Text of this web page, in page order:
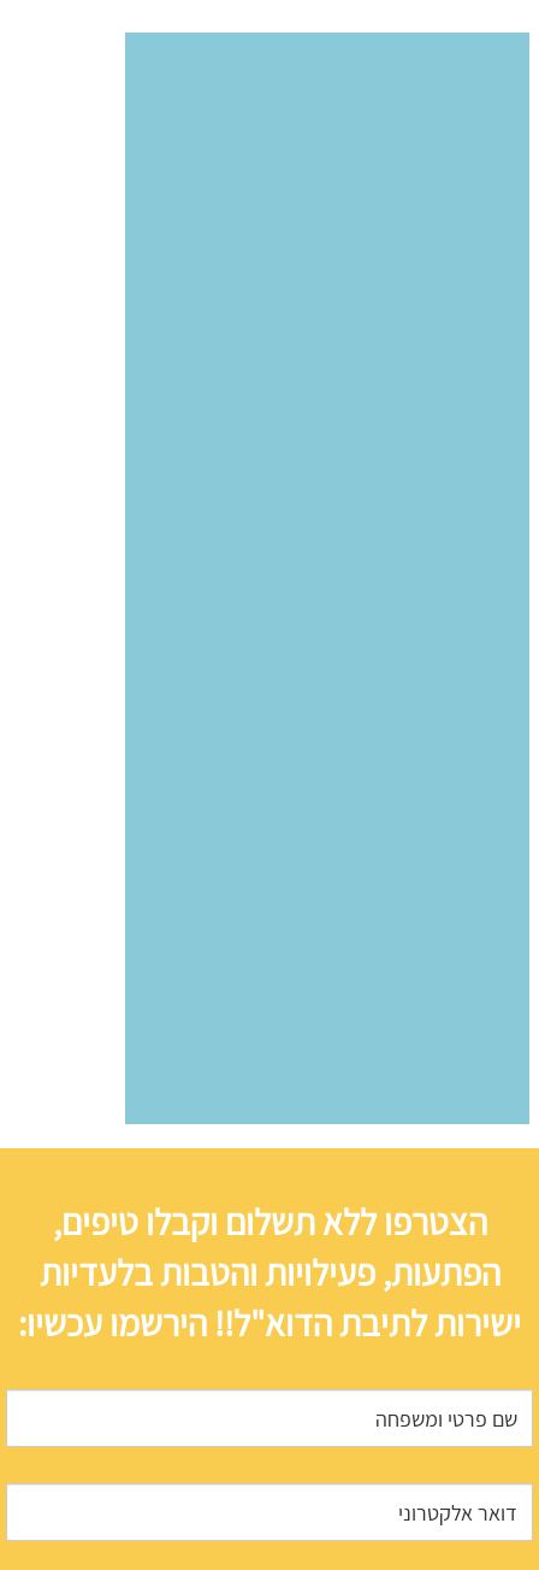
הצטרפו ללא תשלום וקבלו טיפים,
הפתעות, פעילויות והטבות בלעדיות
ישירות לתיבת הדוא"ל!! הירשמו עכשיו: